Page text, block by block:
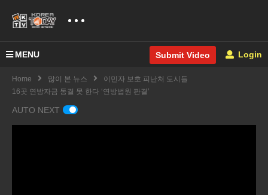
MENU Submit Video Login
Home 많이 본 뉴스
이민자 보호 피난처 도시들
16곳 연방자금 동결 못 한다 ‘연방법원 판결’
AUTO NEXT